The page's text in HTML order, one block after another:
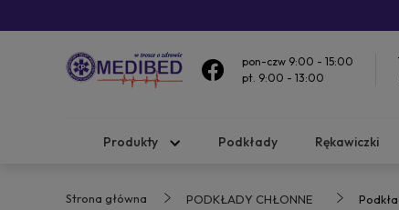
pon-czw 9:00 - 15:00
pt. 9:00 - 13:00
Produkty Podkłady Rękawiczki
Strona główna PODKŁADY CHŁONNE